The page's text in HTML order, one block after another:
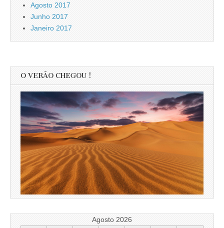
Agosto 2017
Junho 2017
Janeiro 2017
O VERÃO CHEGOU !
Agosto 2026